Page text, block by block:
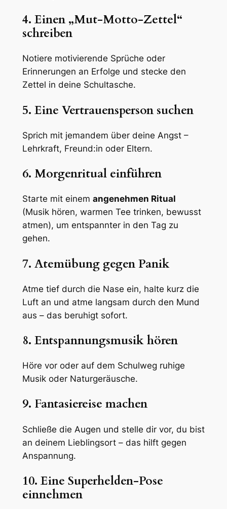
4. Einen „Mut-Motto-Zettel“
schreiben
Notiere motivierende Sprüche oder
Erinnerungen an Erfolge und stecke den
Zettel in deine Schultasche.
5. Eine Vertrauensperson suchen
Sprich mit jemandem über deine Angst –
Lehrkraft, Freund:in oder Eltern.
6. Morgenritual einführen
Starte mit einem angenehmen Ritual
(Musik hören, warmen Tee trinken, bewusst
atmen), um entspannter in den Tag zu
gehen.
7. Atemübung gegen Panik
Atme tief durch die Nase ein, halte kurz die
Luft an und atme langsam durch den Mund
aus – das beruhigt sofort.
8. Entspannungsmusik hören
Höre vor oder auf dem Schulweg ruhige
Musik oder Naturgeräusche.
9. Fantasiereise machen
Schließe die Augen und stelle dir vor, du bist
an deinem Lieblingsort – das hilft gegen
Anspannung.
10. Eine Superhelden-Pose
einnehmen